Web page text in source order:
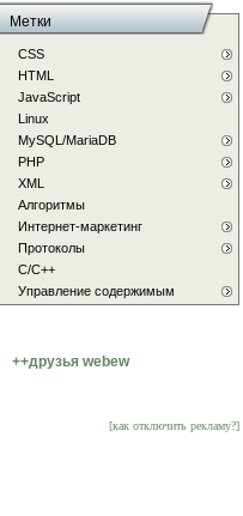
Метки
CSS
HTML
JavaScript
Linux
MySQL/MariaDB
PHP
XML
Алгоритмы
Интернет-маркетинг
Протоколы
С/C++
Управление содержимым
++друзья webew
[как отключить рекламу?]